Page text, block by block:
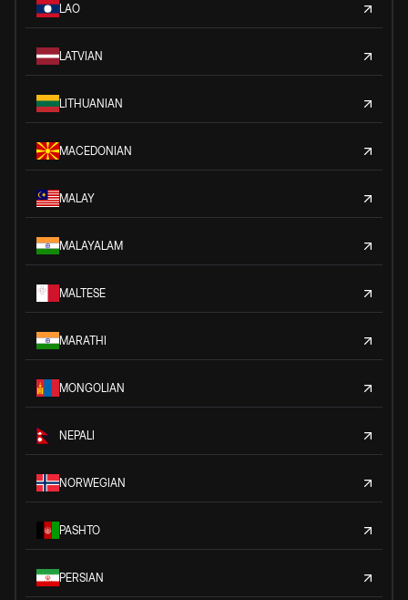
LAO
LATVIAN
LITHUANIAN
MACEDONIAN
MALAY
MALAYALAM
MALTESE
MARATHI
MONGOLIAN
NEPALI
NORWEGIAN
PASHTO
PERSIAN